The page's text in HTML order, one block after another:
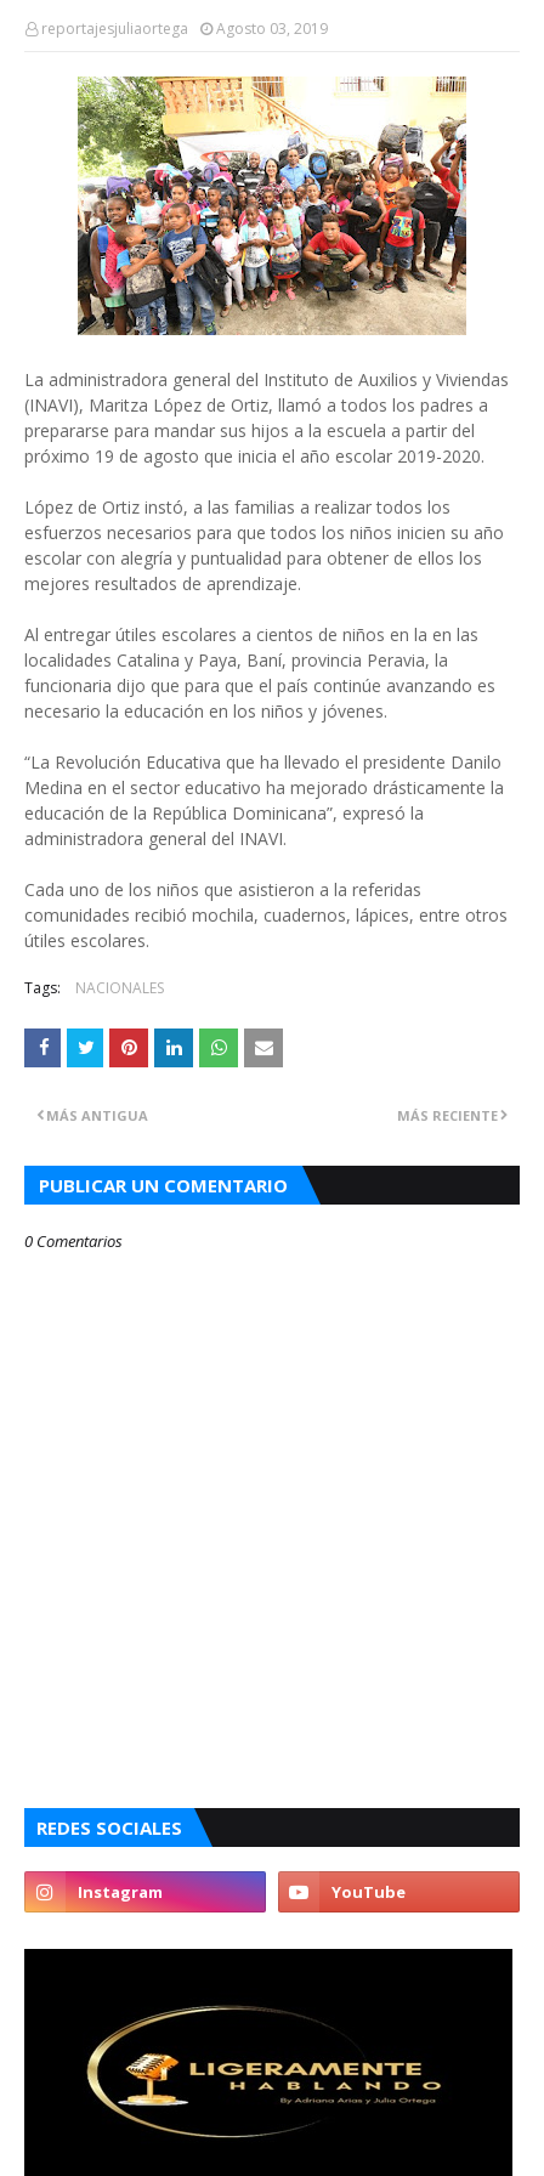
reportajesjuliaortega Agosto 03, 2019
La administradora general del Instituto de Auxilios y Viviendas
(INAVI), Maritza López de Ortiz, llamó a todos los padres a
prepararse para mandar sus hijos a la escuela a partir del
próximo 19 de agosto que inicia el año escolar 2019-2020.
López de Ortiz instó, a las familias a realizar todos los
esfuerzos necesarios para que todos los niños inicien su año
escolar con alegría y puntualidad para obtener de ellos los
mejores resultados de aprendizaje.
Al entregar útiles escolares a cientos de niños en la en las
localidades Catalina y Paya, Baní, provincia Peravia, la
funcionaria dijo que para que el país continúe avanzando es
necesario la educación en los niños y jóvenes.
“La Revolución Educativa que ha llevado el presidente Danilo
Medina en el sector educativo ha mejorado drásticamente la
educación de la República Dominicana”, expresó la
administradora general del INAVI.
Cada uno de los niños que asistieron a la referidas
comunidades recibió mochila, cuadernos, lápices, entre otros
útiles escolares.
Tags: NACIONALES
MÁS RECIENTE
MÁS ANTIGUA
PUBLICAR UN COMENTARIO
0 Comentarios
REDES SOCIALES